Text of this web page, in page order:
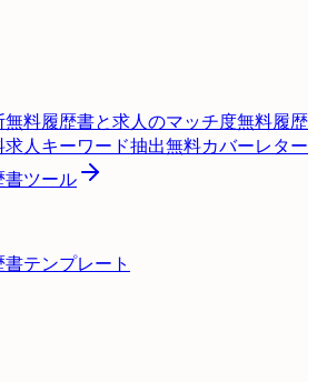
無料履歴書と求人のマッチ度無料履歴
求人キーワード抽出無料カバーレター
書ツール
書テンプレート